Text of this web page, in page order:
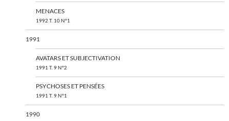
MENACES
1992 T. 10 N°1
1991
AVATARS ET SUBJECTIVATION
1991 T. 9 N°2
PSYCHOSES ET PENSÉES
1991 T. 9 N°1
1990